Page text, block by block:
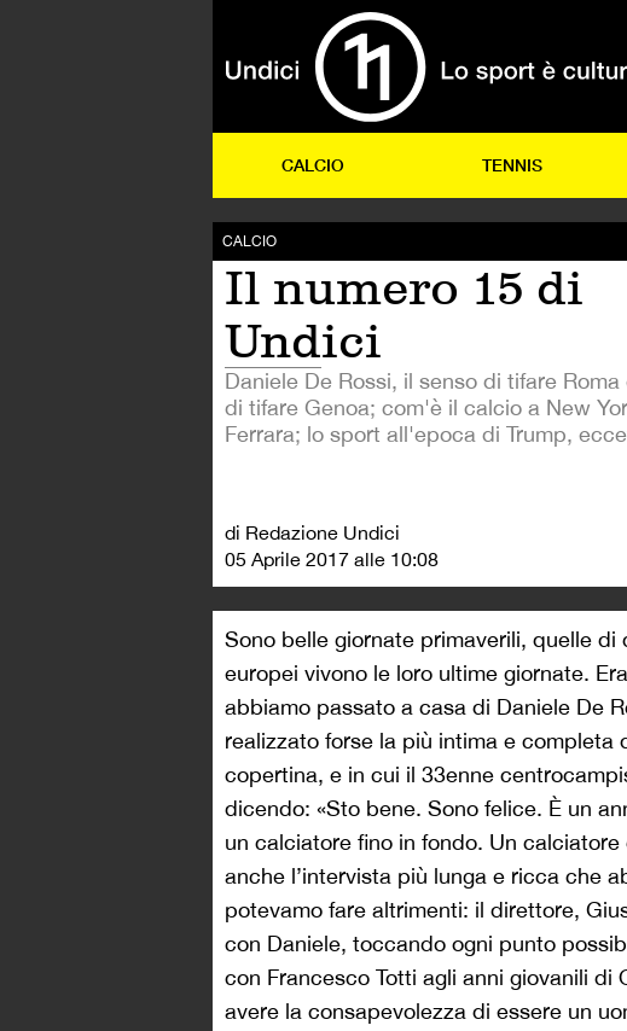
CALCIO TENNIS
CALCIO
Il numero 15 di
Undici
Daniele De Rossi, il senso di tifare Roma
di tifare Genoa; com'è il calcio a New
Ferrara; lo sport all'epoca di Trump,
di Redazione Undici
05 Aprile 2017 alle 10:08
Sono belle giornate primaverili, quelle
europei vivono le loro ultime giornate.
abbiamo passato a casa di Daniele De
realizzato forse la più intima e completa
copertina, e in cui il 33enne
dicendo: «Sto bene. Sono felice. È un
un calciatore fino in fondo. Un
anche l’intervista più lunga e ricca che
potevamo fare altrimenti: il direttore,
con Daniele, toccando ogni punto
con Francesco Totti agli anni giovanili
avere la consapevolezza di essere un